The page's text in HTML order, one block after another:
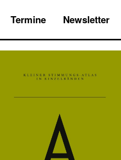
Termine Newsletter